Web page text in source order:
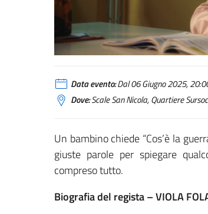
Data evento:Dal 06 Giugno 2025,
Dove:Scale San Nicola, Quartiere
Un bambino chiede “Cos’è la
giuste parole per spiegare
compreso tutto.
Biografia del regista – VIOLA